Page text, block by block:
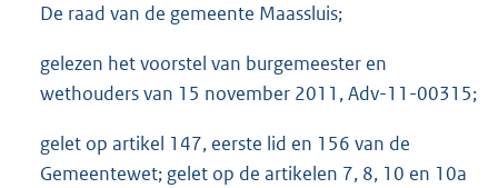
De raad van de gemeente Maassluis;
gelezen het voorstel van burgemeester en
wethouders van 15 november 2011, Adv-11-00315;
gelet op artikel 147, eerste lid en 156 van de
Gemeentewet; gelet op de artikelen 7, 8, 10 en 10a